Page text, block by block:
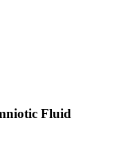
Fluid